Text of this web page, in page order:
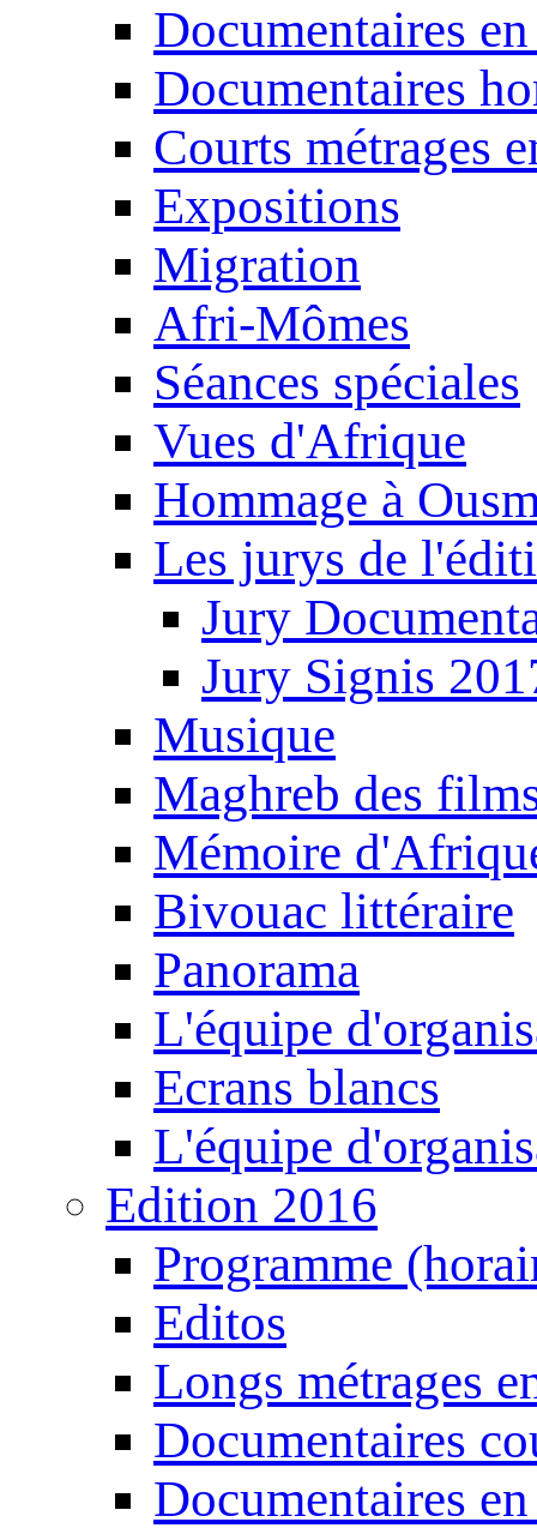
Documentaires
Documentaires
Courts métrages
Expositions
Migration
Afri-Mômes
Séances spéciales
Vues d'Afrique
Hommage à
Les jurys de
Jury
Jury Signis
Musique
Maghreb des
Mémoire
Bivouac littéraire
Panorama
L'équipe
Ecrans blancs
L'équipe
Edition 2016
Programme
Editos
Longs métrages
Documentaires
Documentaires